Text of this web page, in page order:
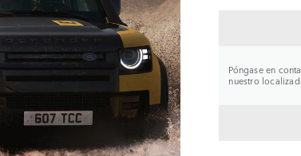
Póngase en
nuestro